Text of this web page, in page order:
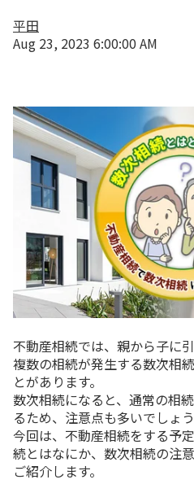
平田
Aug 23, 2023 6:00:00 AM
不動産相続では、親から子に
複数の相続が発生する数次相
とがあります。
数次相続になると、通常の相
るため、注意点も多いでしょう
今回は、不動産相続をする予
続とはなにか、数次相続の注
ご紹介します。